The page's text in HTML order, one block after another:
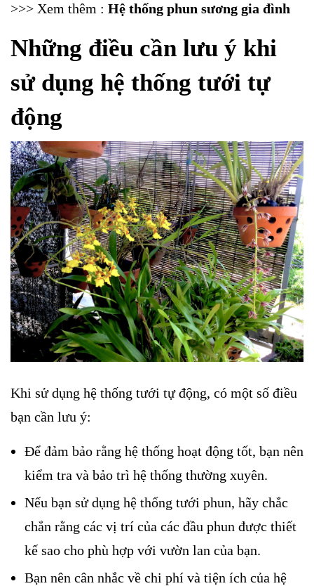
>>> Xem thêm : Hệ thống phun sương gia đình
Những điều cần lưu ý khi
sử dụng hệ thống tưới tự
động
Khi sử dụng hệ thống tưới tự động, có một số điều
bạn cần lưu ý:
Để đảm bảo rằng hệ thống hoạt động tốt, bạn nên
kiểm tra và bảo trì hệ thống thường xuyên.
Nếu bạn sử dụng hệ thống tưới phun, hãy chắc
chắn rằng các vị trí của các đầu phun được thiết
kế sao cho phù hợp với vườn lan của bạn.
Bạn nên cân nhắc về chi phí và tiện ích của hệ